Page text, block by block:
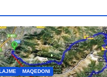
LAJME MAQEDONI